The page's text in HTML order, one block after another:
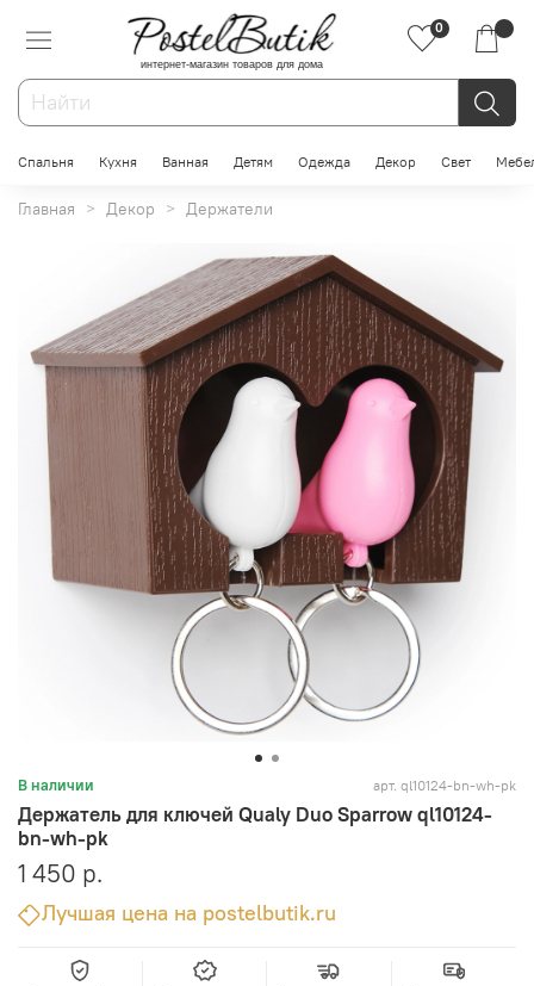
интернет-магазин товаров для дома
0
Спальня Кухня Ванная Детям Одежда Декор Свет
Главная Декор Держатели
В наличии арт. ql10124-bn-wh-pk
Держатель для ключей Qualy Duo Sparrow ql10124-
bn-wh-pk
1 450 р.
Лучшая цена на postelbutik.ru